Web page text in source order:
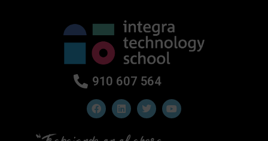
910 607 564